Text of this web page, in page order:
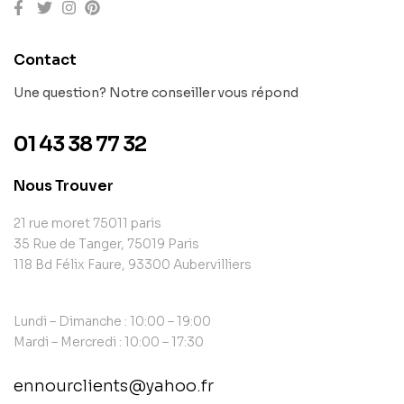
Contact
Une question? Notre conseiller vous répond
01 43 38 77 32
Nous Trouver
21 rue moret 75011 paris
35 Rue de Tanger, 75019 Paris
118 Bd Félix Faure, 93300 Aubervilliers
Lundi – Dimanche : 10:00 – 19:00
Mardi – Mercredi : 10:00 – 17:30
ennourclients@yahoo.fr